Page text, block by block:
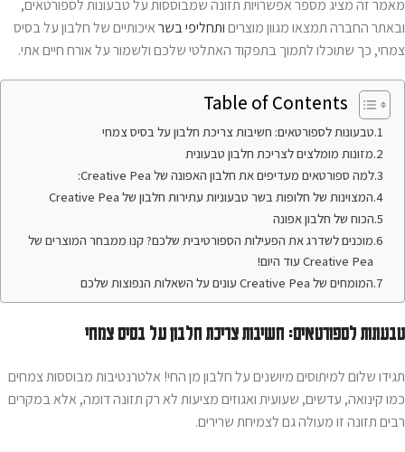
מאמר זה מציג מספר אפשרויות תזונה שמבוססות על טבעונות לספורטאים,
ובאתר החברה תמצאו מגוון מוצריםותחליפי בשראיכותיים של חלבון על בסיס
צמחי, כך שתוכלו לתמוך בתפקוד האתלטי שלכם ולשמור על אורח חיים אתי.
Table of Contents
טבעונות לספורטאים: חשיבות צריכת חלבון על בסיס צמחי
מזונות מומלצים לצריכת חלבון טבעונית
למה ספורטאים מעדיפים את חלבון האפונה של Creative Pea:
המצוינות של חלופות בשר טבעוניות עתירות חלבון של Creative Pea
הכוח של חלבון אפונה
מוכנים לשדרג את הפעילות הספורטיבית שלכם? קנו ממבחר המוצרים של
Creative Pea עוד היום!
המומחים של Creative Pea עונים על השאלות הנפוצות שלכם
טבעונות לספורטאים: חשיבות צריכת חלבון על בסיס צמחי
תגידו שלום למיתוסים מיושנים על חלבון מן החי! אלטרנטיבות מבוססות צמחים
כמו קינואה, עדשים, שעועית ואגוזים מציעות לא רק תזונה דומה, אלא במקרים
רבים תזונה זו מעולה גם לצמיחת שרירים.